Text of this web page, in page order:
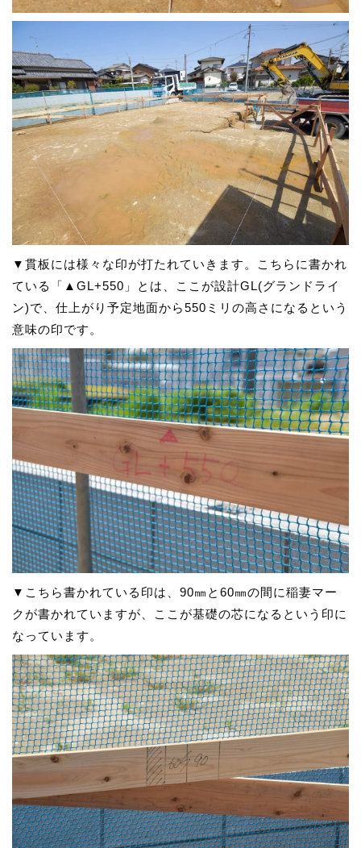
▼貫板には様々な印が打たれていきます。こちらに書かれ
ている「▲GL+550」とは、ここが設計GL(グランドライ
ン)で、仕上がり予定地面から550ミリの高さになるという
意味の印です。
▼こちら書かれている印は、90㎜と60㎜の間に稲妻マー
クが書かれていますが、ここが基礎の芯になるという印に
なっています。